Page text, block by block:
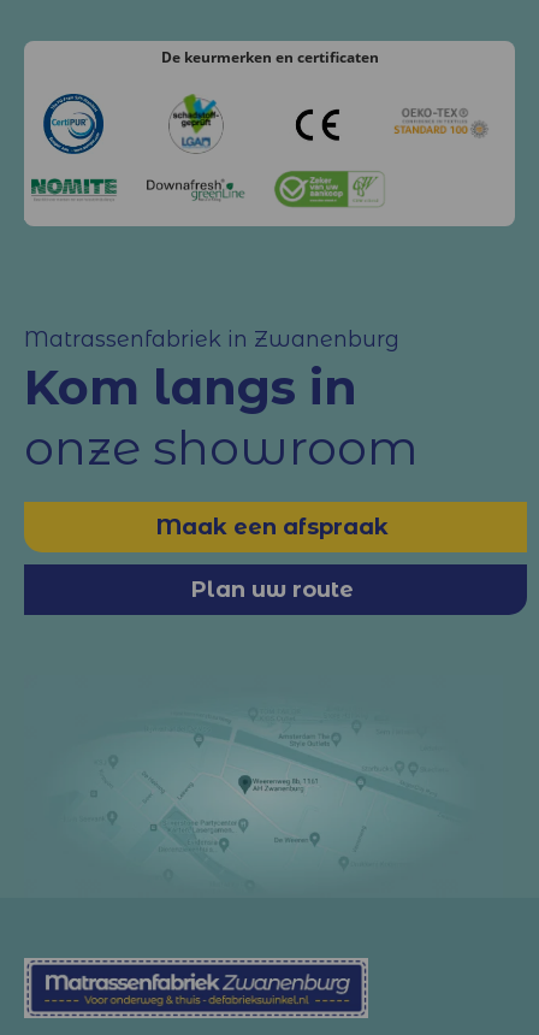
De keurmerken en certificaten
Matrassenfabriek in Zwanenburg
Kom langs in
onze showroom
Maak een afspraak
Plan uw route